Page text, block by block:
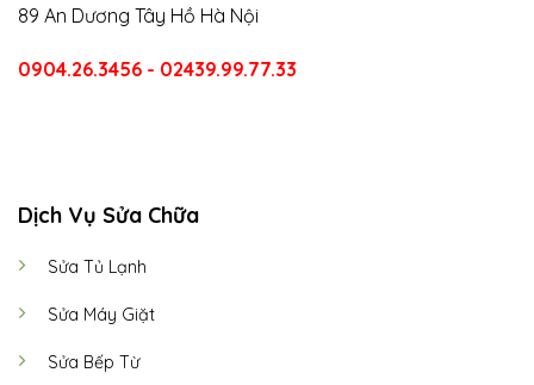
89 An Dương Tây Hồ Hà Nội
0904.26.3456 - 02439.99.77.33
Dịch Vụ Sửa Chữa
Sửa Tủ Lạnh
Sửa Máy Giặt
Sửa Bếp Từ